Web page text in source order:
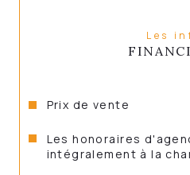
nombreuses
logements
Points forts
Les
Prix de vente
Les honoraires d'agence seront
intégralement à la